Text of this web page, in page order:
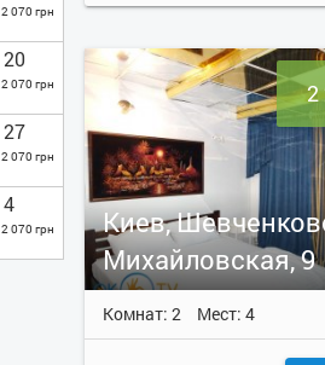
2 070 грн
20
2 070 грн
27
2 070 грн
4
2 070 грн
2
Киев,
Михайловская, 9
Комнат: 2 Мест: 4